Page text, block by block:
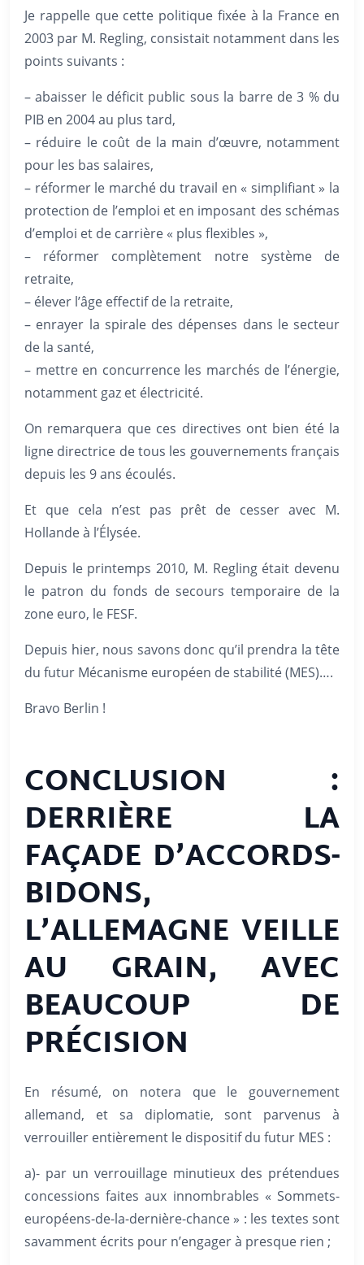
Je rappelle que cette politique fixée à la France en
2003 par M. Regling, consistait notamment dans les
points suivants :
– abaisser le déficit public sous la barre de 3 % du
PIB en 2004 au plus tard,
– réduire le coût de la main d’œuvre, notamment
pour les bas salaires,
– réformer le marché du travail en « simplifiant » la
protection de l’emploi et en imposant des schémas
d’emploi et de carrière « plus flexibles »,
– réformer complètement notre système de
retraite,
– élever l’âge effectif de la retraite,
– enrayer la spirale des dépenses dans le secteur
de la santé,
– mettre en concurrence les marchés de l’énergie,
notamment gaz et électricité.
On remarquera que ces directives ont bien été la
ligne directrice de tous les gouvernements français
depuis les 9 ans écoulés.
Et que cela n’est pas prêt de cesser avec M.
Hollande à l’Élysée.
Depuis le printemps 2010, M. Regling était devenu
le patron du fonds de secours temporaire de la
zone euro, le FESF.
Depuis hier, nous savons donc qu’il prendra la tête
du futur Mécanisme européen de stabilité (MES)….
Bravo Berlin !
CONCLUSION :
DERRIÈRE LA
FAÇADE D’ACCORDS-
BIDONS,
L’ALLEMAGNE VEILLE
AU GRAIN, AVEC
BEAUCOUP DE
PRÉCISION
En résumé, on notera que le gouvernement
allemand, et sa diplomatie, sont parvenus à
verrouiller entièrement le dispositif du futur MES :
a)- par un verrouillage minutieux des prétendues
concessions faites aux innombrables « Sommets-
européens-de-la-dernière-chance » : les textes sont
savamment écrits pour n’engager à presque rien ;